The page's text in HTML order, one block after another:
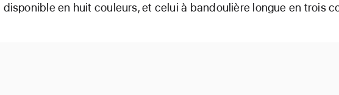
disponible en huit couleurs, et celui à bandoulière longue en trois